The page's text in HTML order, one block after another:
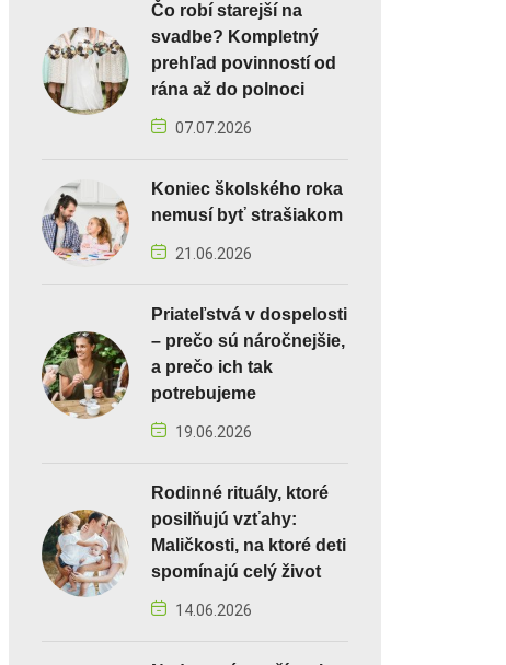
Čo robí starejší na
svadbe? Kompletný
prehľad povinností od
rána až do polnoci
07.07.2026
Koniec školského roka
nemusí byť strašiakom
21.06.2026
Priateľstvá v dospelosti
– prečo sú náročnejšie,
a prečo ich tak
potrebujeme
19.06.2026
Rodinné rituály, ktoré
posilňujú vzťahy:
Maličkosti, na ktoré deti
spomínajú celý život
14.06.2026